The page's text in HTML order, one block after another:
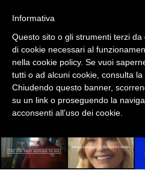
RADIO / AUDIO
TV
RICERCHE
Informativa
Questo sito o gli strumenti terzi
di cookie necessari al
nella cookie policy. Se vuoi
tutti o ad alcuni cookie, consulta la
Chiudendo questo banner,
su un link o proseguendo la
acconsenti all’uso dei cookie.